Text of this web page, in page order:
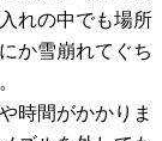
れの中でも場所
か雪崩れてぐち
時間がかかりま